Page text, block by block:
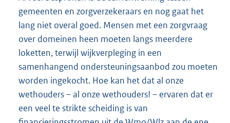
gemeenten en zorgverzekeraars en nog gaat het
lang niet overal goed. Mensen met een zorgvraag
over domeinen heen moeten langs meerdere
loketten, terwijl wijkverpleging in een
samenhangend ondersteuningsaanbod zou moeten
worden ingekocht. Hoe kan het dat al onze
wethouders – al onze wethouders! – ervaren dat er
een veel te strikte scheiding is van